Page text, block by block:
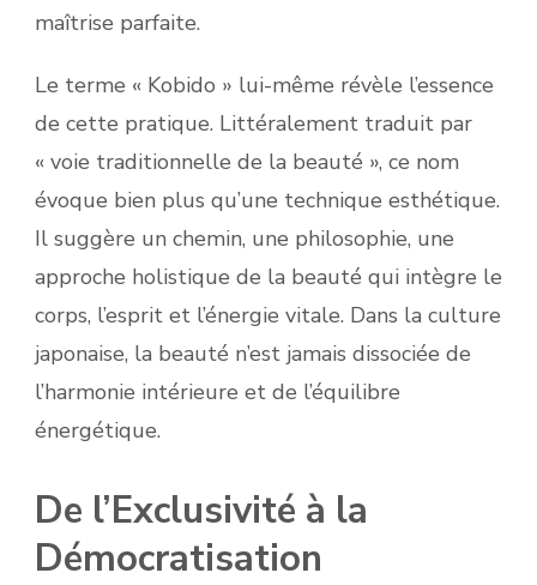
maîtrise parfaite.
Le terme « Kobido » lui-même révèle l’essence
de cette pratique. Littéralement traduit par
« voie traditionnelle de la beauté », ce nom
évoque bien plus qu’une technique esthétique.
Il suggère un chemin, une philosophie, une
approche holistique de la beauté qui intègre le
corps, l’esprit et l’énergie vitale. Dans la culture
japonaise, la beauté n’est jamais dissociée de
l’harmonie intérieure et de l’équilibre
énergétique.
De l’Exclusivité à la
Démocratisation